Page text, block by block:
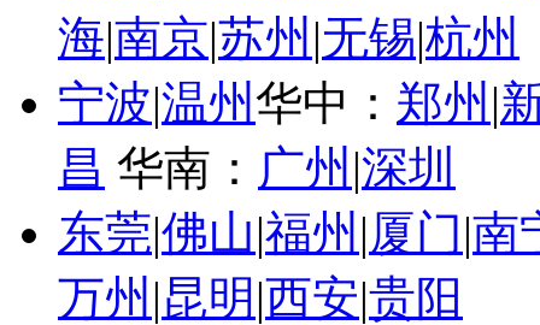
海|南京|苏州 |无锡|杭州
宁波|温州华中： 郑州 |
昌 华南： 广州 |深圳
东莞|佛山|福州 |厦门|南
万州 |昆明 |西安|贵阳